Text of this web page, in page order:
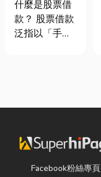
票質借、當鋪
借款完整比較
什麼是股票借
款？ 股票借款
泛指以「手中
的融資方式，
賣出股票，就
能取得資金應
急，同時保留
Facebook粉絲專頁